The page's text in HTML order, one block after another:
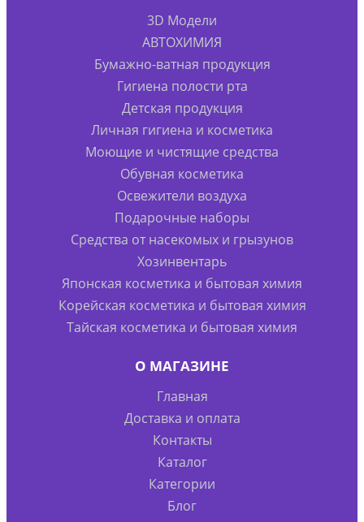
3D Модели
АВТОХИМИЯ
Бумажно-ватная продукция
Гигиена полости рта
Детская продукция
Личная гигиена и косметика
Моющие и чистящие средства
Обувная косметика
Освежители воздуха
Подарочные наборы
Средства от насекомых и грызунов
Хозинвентарь
Японская косметика и бытовая химия
Корейская косметика и бытовая химия
Тайская косметика и бытовая химия
О МАГАЗИНЕ
Главная
Доставка и оплата
Контакты
Каталог
Категории
Блог